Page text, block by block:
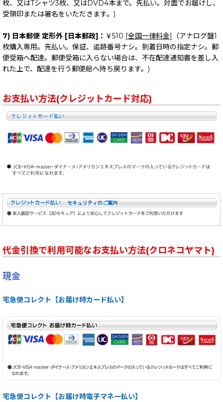
枚、又はTシャツ3枚、又はDVD4本まで。先払い。対面でお届けし、
受領印または署名をいただきます。)
7) 日本郵便 定形外 [日本郵政]： ￥510 [全国一律料金]
（アナログ盤1
枚購入専用。先払い。保証、追跡番号ナシ。到着日時の指定ナシ。郵
便受箱へ配達。郵便受箱に入らない場合は、不在配達通知書を差し入
れた上で、配達を行う郵便局へ持ち戻ります。)
お支払い方法(クレジットカード対応)
代金引換で利用可能なお支払い方法(クロネコヤマト)
現金
宅急便コレクト【お届け時カード払い】
宅急便コレクト【お届け時電子マネー払い】